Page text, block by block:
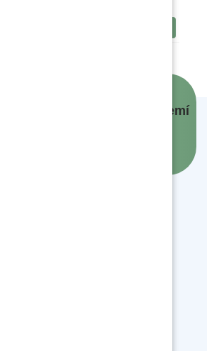
školy - informace
a prezidenti českých zemí
škole Bukovany poskytujeme